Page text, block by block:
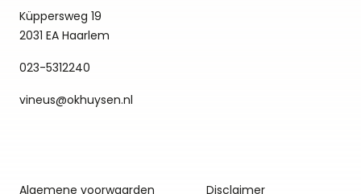
Küppersweg 19
2031 EA Haarlem
023-5312240
vineus@okhuysen.nl
Algemene voorwaarden Disclaimer